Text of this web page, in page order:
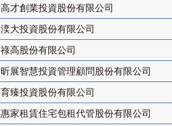
高才創業投資股份有限公司
湙大投資股份有限公司
祿高股份有限公司
昕展智慧投資管理顧問股份有限公司
育臻投資股份有限公司
惠家租賃住宅包租代管股份有限公司